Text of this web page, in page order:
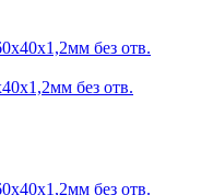
без отв.